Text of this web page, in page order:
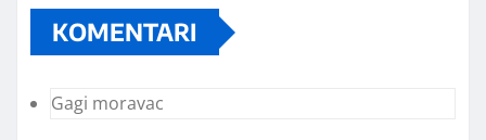
KOMENTARI
Gagi moravac